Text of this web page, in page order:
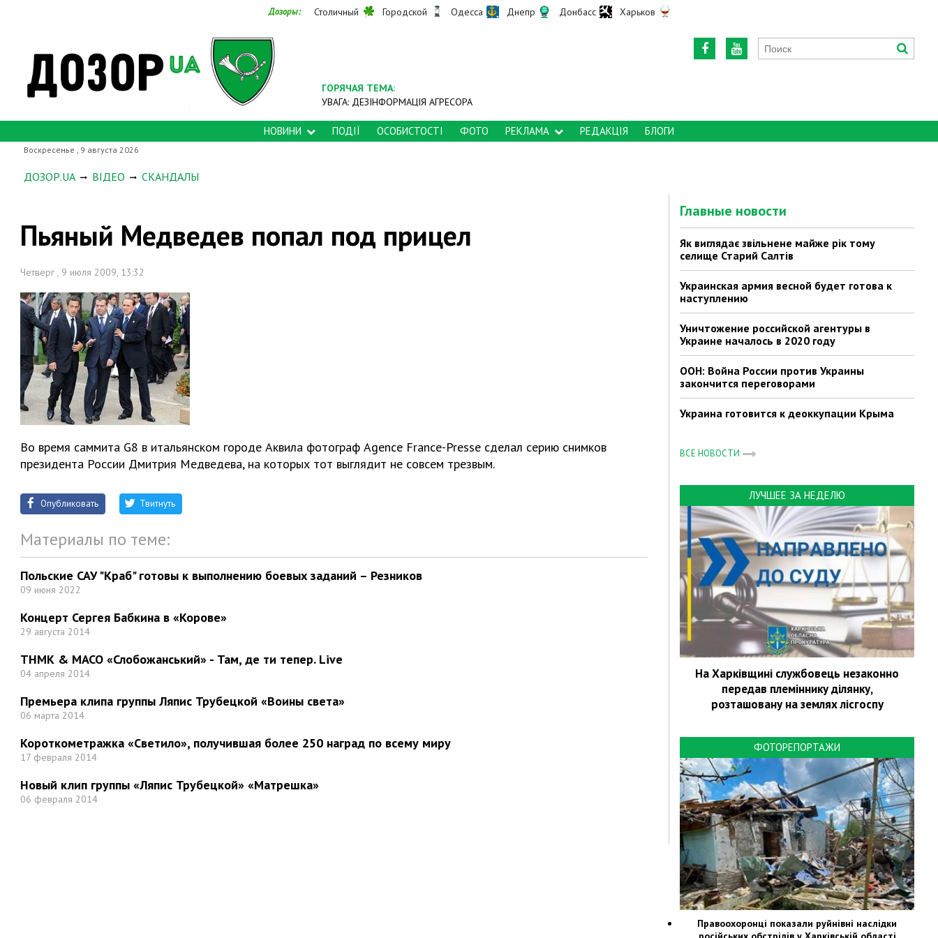
Дозоры: Столичный Городской Одесса Днепр Донбасс Харьков
ГОРЯЧАЯ ТЕМА:
УВАГА: ДЕЗІНФОРМАЦІЯ АГРЕСОРА
НОВИНИ ПОДІЇ ОСОБИСТОСТІ ФОТО РЕКЛАМА РЕДАКЦІЯ БЛОГИ
Воскресенье , 9 августа 2026
ДОЗОР.UA ВІДЕО СКАНДАЛЫ
Пьяный Медведев попал под прицел
Четверг , 9 июля 2009, 13:32
Во время саммита G8 в итальянском городе Аквила фотограф Agence France-Presse сделал серию снимков
президента России Дмитрия Медведева, на которых тот выглядит не совсем трезвым.
Опубликовать Твитнуть
Материалы по теме:
Польские САУ "Краб" готовы к выполнению боевых заданий – Резников
09 июня 2022
Концерт Сергея Бабкина в «Корове»
29 августа 2014
ТНМК & МАСО «Слобожанський» - Там, де ти тепер. Live
04 апреля 2014
Премьера клипа группы Ляпис Трубецкой «Воины света»
06 марта 2014
Короткометражка «Светило», получившая более 250 наград по всему миру
17 февраля 2014
Новый клип группы «Ляпис Трубецкой» «Матрешка»
06 февраля 2014
Главные новости
Як виглядає звільнене майже рік тому
селище Старий Салтів
Украинская армия весной будет готова к
наступлению
Уничтожение российской агентуры в
Украине началось в 2020 году
ООН: Война России против Украины
закончится переговорами
Украина готовится к деоккупации Крыма
ВСЕ НОВОСТИ
ЛУЧШЕЕ ЗА НЕДЕЛЮ
На Харківщині службовець незаконно
передав племіннику ділянку,
розташовану на землях лісгоспу
ФОТОРЕПОРТАЖИ
Правоохоронці показали руйнівні наслідки